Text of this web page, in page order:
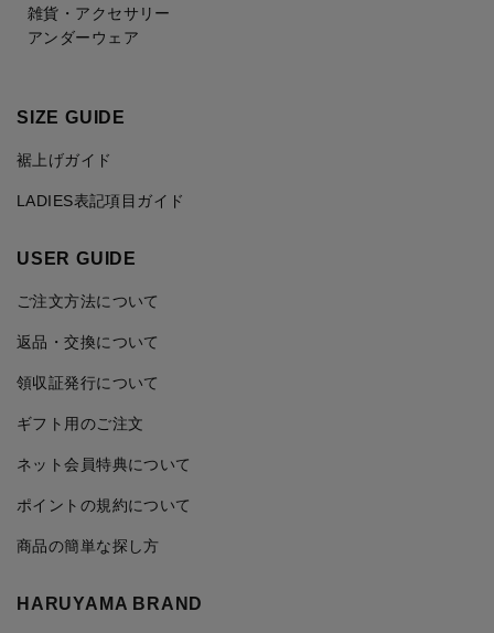
雑貨・アクセサリー
アンダーウェア
SIZE GUIDE
裾上げガイド
LADIES表記項目ガイド
USER GUIDE
ご注文方法について
返品・交換について
領収証発行について
ギフト用のご注文
ネット会員特典について
ポイントの規約について
商品の簡単な探し方
HARUYAMA BRAND